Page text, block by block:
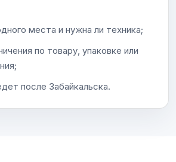
места и нужна ли техника;
по товару, упаковке или
после Забайкальска.